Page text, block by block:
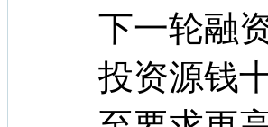
下一轮融
投资源钱